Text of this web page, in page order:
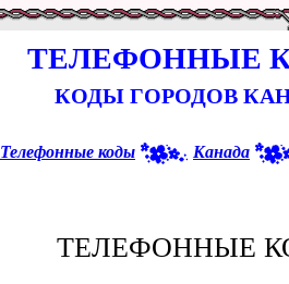
ТЕЛЕФОННЫЕ
КОДЫ ГОРОДОВ
Телефонные коды Канада
ТЕЛЕФОННЫЕ